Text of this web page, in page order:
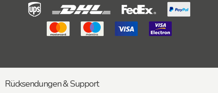
Rücksendungen & Support